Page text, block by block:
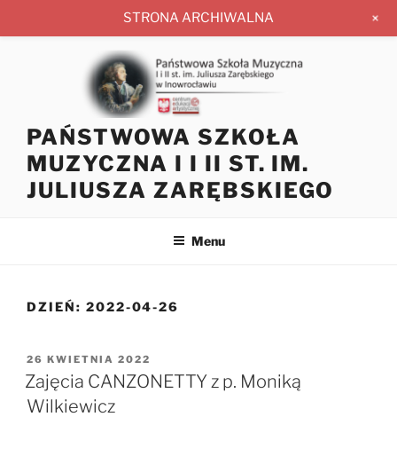
PAŃSTWOWA SZKOŁA
MUZYCZNA I I II ST. IM.
JULIUSZA ZARĘBSKIEGO
Menu
DZIEŃ: 2022-04-26
OPUBLIKOWANE
W
26 KWIETNIA 2022
Zajęcia CANZONETTY z p. Moniką
Wilkiewicz
STRONA ARCHIWALNA +